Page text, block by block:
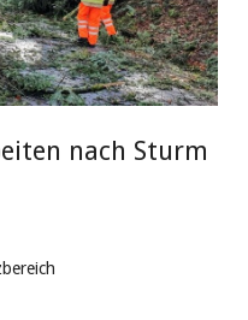
nach Sturm